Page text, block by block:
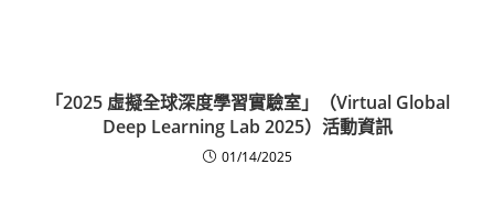
「2025 虛擬全球深度學習實驗室」（Virtual Global
Deep Learning Lab 2025）活動資訊
01/14/2025